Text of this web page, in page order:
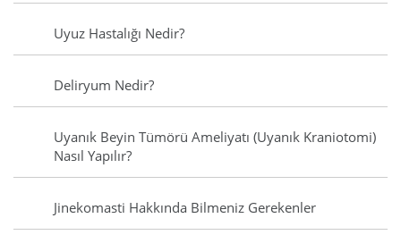
Uyuz Hastalığı Nedir?
Deliryum Nedir?
Uyanık Beyin Tümörü Ameliyatı (Uyanık Kraniotomi)
Nasıl Yapılır?
Jinekomasti Hakkında Bilmeniz Gerekenler